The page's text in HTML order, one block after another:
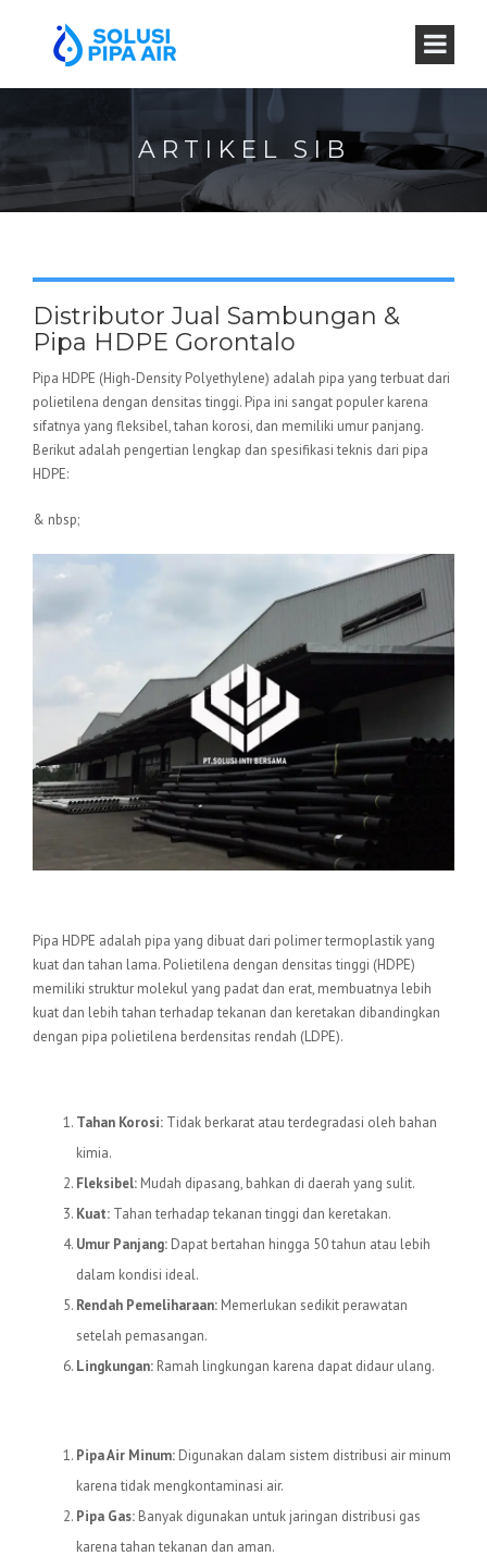
ARTIKEL SIB
Distributor Jual Sambungan &
Pipa HDPE Gorontalo
Pipa HDPE (High-Density Polyethylene) adalah pipa yang terbuat dari
polietilena dengan densitas tinggi. Pipa ini sangat populer karena
sifatnya yang fleksibel, tahan korosi, dan memiliki umur panjang.
Berikut adalah pengertian lengkap dan spesifikasi teknis dari pipa
HDPE:
& nbsp;
Pipa HDPE adalah pipa yang dibuat dari polimer termoplastik yang
kuat dan tahan lama. Polietilena dengan densitas tinggi (HDPE)
memiliki struktur molekul yang padat dan erat, membuatnya lebih
kuat dan lebih tahan terhadap tekanan dan keretakan dibandingkan
dengan pipa polietilena berdensitas rendah (LDPE).
Tahan Korosi: Tidak berkarat atau terdegradasi oleh bahan
kimia.
Fleksibel: Mudah dipasang, bahkan di daerah yang sulit.
Kuat: Tahan terhadap tekanan tinggi dan keretakan.
Umur Panjang: Dapat bertahan hingga 50 tahun atau lebih
dalam kondisi ideal.
Rendah Pemeliharaan: Memerlukan sedikit perawatan
setelah pemasangan.
Lingkungan: Ramah lingkungan karena dapat didaur ulang.
Pipa Air Minum: Digunakan dalam sistem distribusi air minum
karena tidak mengkontaminasi air.
Pipa Gas: Banyak digunakan untuk jaringan distribusi gas
karena tahan tekanan dan aman.